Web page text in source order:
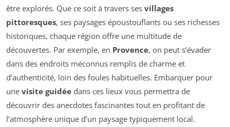
être explorés. Que ce soit à travers ses villages
pittoresques, ses paysages époustouflants ou ses richesses
historiques, chaque région offre une multitude de
découvertes. Par exemple, en Provence, on peut s’évader
dans des endroits méconnus remplis de charme et
d’authenticité, loin des foules habituelles. Embarquer pour
une visite guidée dans ces lieux vous permettra de
découvrir des anecdotes fascinantes tout en profitant de
l’atmosphère unique d’un paysage typiquement local.